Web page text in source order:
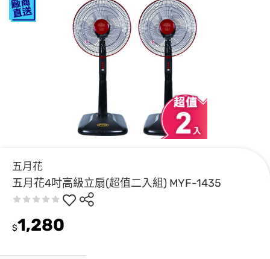
五月花
五月花4吋高級立扇(超值二入組) MYF-1435
$1,280